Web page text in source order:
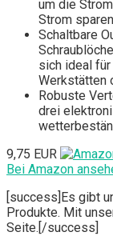
um die
Strom
Schaltbare
sich ideal
Werkstätten
Robuste
drei
9,75 EUR
Bei Amazon
[success]Es gibt
Produkte. Mit
Seite.[/success]